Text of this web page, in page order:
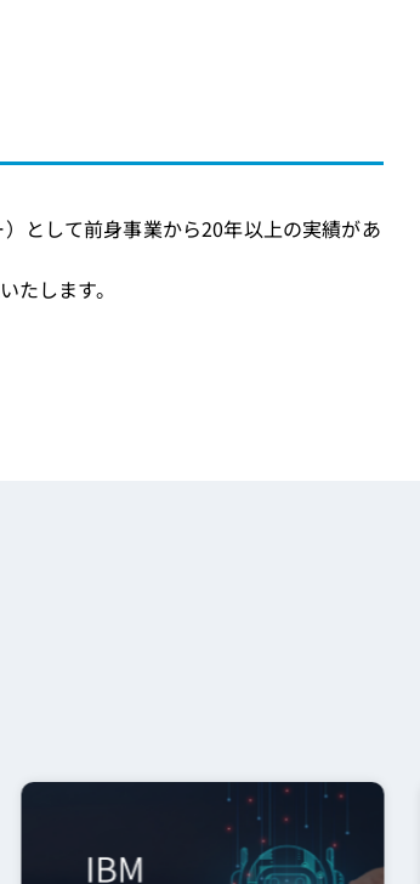
として前身事業から20年以上の実績があ
たします。